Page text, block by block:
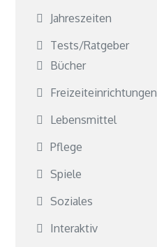
Jahreszeiten
Tests/Ratgeber
Bücher
Freizeiteinrichtungen
Lebensmittel
Pflege
Spiele
Soziales
Interaktiv